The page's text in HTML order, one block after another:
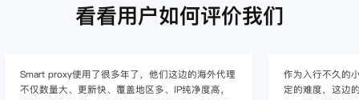
看看用户如何评价我们
作为入行不久的小白，上手使用Smart proxy会有一
定的难度，这边的客服人员/技术支持人员非常有耐
作为一家跨境电
上面经营着多个